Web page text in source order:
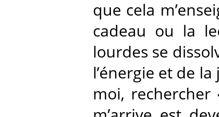
que cela
cadeau ou la
lourdes se
l’énergie et de
moi, rechercher